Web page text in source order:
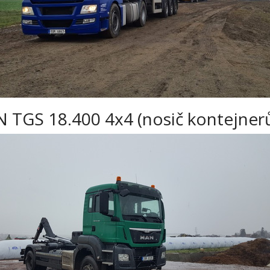
TGS 18.400 4x4 (nosič